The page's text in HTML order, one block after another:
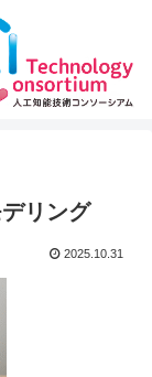
リング
2025.10.31